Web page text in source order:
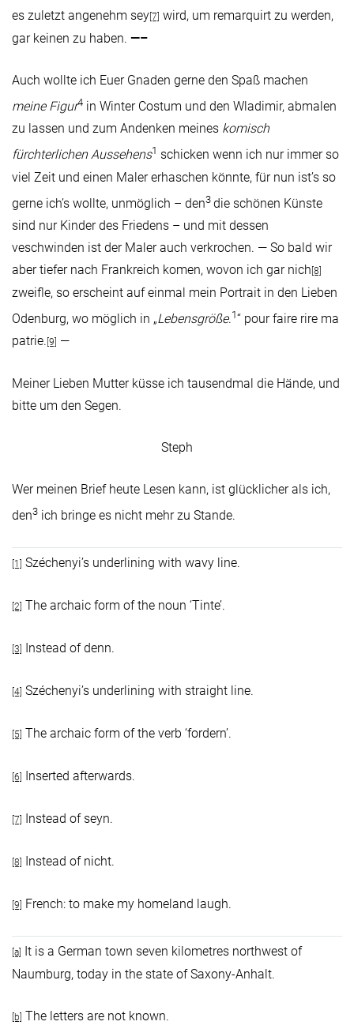
es zuletzt angenehm sey [7] wird, um remarquirt zu werden,
gar keinen zu haben. —–
Auch wollte ich Euer Gnaden gerne den Spaß machen
meine Figur4 in Winter Costum und den Wladimir, abmalen
zu lassen und zum Andenken meines komisch
fürchterlichen Aussehens1 schicken wenn ich nur immer so
viel Zeit und einen Maler erhaschen könnte, für nun ist’s so
gerne ich’s wollte, unmöglich – den3 die schönen Künste
sind nur Kinder des Friedens – und mit dessen
veschwinden ist der Maler auch verkrochen. — So bald wir
aber tiefer nach Frankreich komen, wovon ich gar nich [8]
zweifle, so erscheint auf einmal mein Portrait in den Lieben
Odenburg, wo möglich in „Lebensgröße.1“ pour faire rire ma
patrie. [9] —
Meiner Lieben Mutter küsse ich tausendmal die Hände, und
bitte um den Segen.
Steph
Wer meinen Brief heute Lesen kann, ist glücklicher als ich,
den3 ich bringe es nicht mehr zu Stande.
[1] Széchenyi’s underlining with wavy line.
[2] The archaic form of the noun ‘Tinte’.
[3] Instead of denn.
[4] Széchenyi’s underlining with straight line.
[5] The archaic form of the verb ‘fordern’.
[6] Inserted afterwards.
[7] Instead of seyn.
[8] Instead of nicht.
[9] French: to make my homeland laugh.
[a] It is a German town seven kilometres northwest of
Naumburg, today in the state of Saxony-Anhalt.
[b] The letters are not known.